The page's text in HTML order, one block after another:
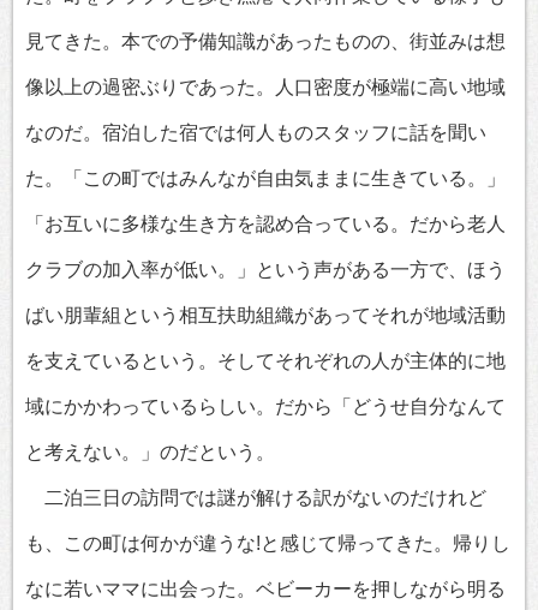
見てきた。本での予備知識があったものの、街並みは想
像以上の過密ぶりであった。人口密度が極端に高い地域
なのだ。宿泊した宿では何人ものスタッフに話を聞い
た。「この町ではみんなが自由気ままに生きている。」
「お互いに多様な生き方を認め合っている。だから老人
クラブの加入率が低い。」という声がある一方で、ほう
ばい朋輩組という相互扶助組織があってそれが地域活動
を支えているという。そしてそれぞれの人が主体的に地
域にかかわっているらしい。だから「どうせ自分なんて
と考えない。」のだという。
二泊三日の訪問では謎が解ける訳がないのだけれど
も、この町は何かが違うな!と感じて帰ってきた。帰りし
なに若いママに出会った。ベビーカーを押しながら明る